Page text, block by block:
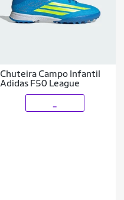
Chuteira Campo Infantil
Adidas F50 League